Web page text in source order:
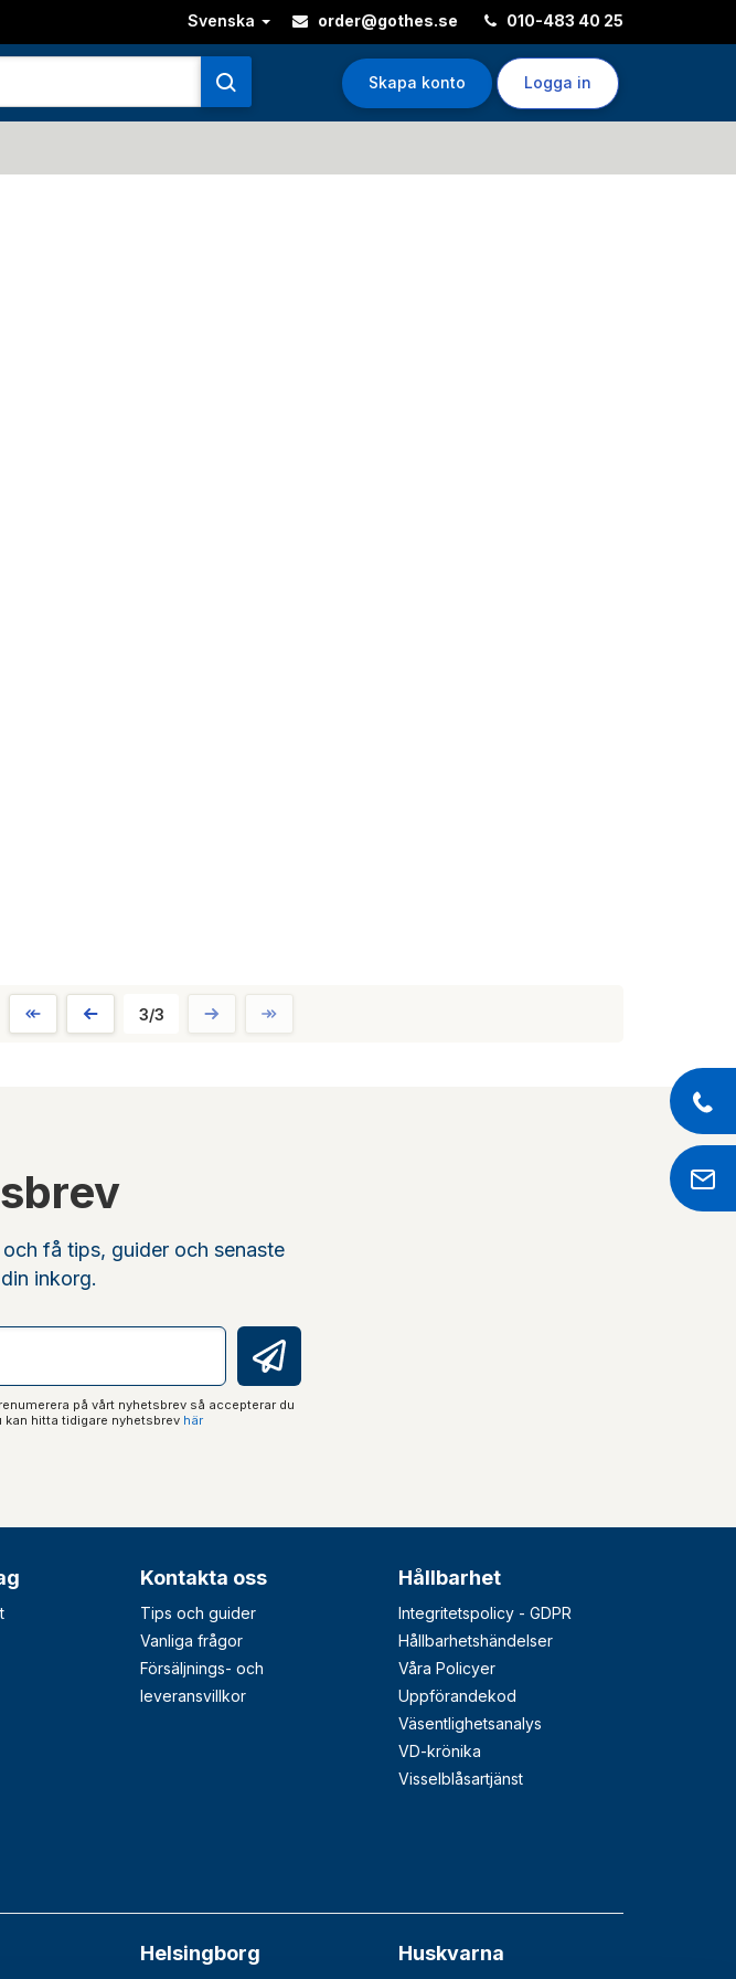
Svenska order@gothes.se 010-483 40 25
Skapa konto Logga in
3/3
få tips, guider och senaste
inkorg.
på vårt nyhetsbrev så accepterar du
kan hitta tidigare nyhetsbrev här
Kontakta oss
Tips och guider
Vanliga frågor
Försäljnings- och
leveransvillkor
Hållbarhet
Integritetspolicy - GDPR
Hållbarhetshändelser
Våra Policyer
Uppförandekod
Väsentlighetsanalys
VD-krönika
Visselblåsartjänst
Helsingborg Huskvarna